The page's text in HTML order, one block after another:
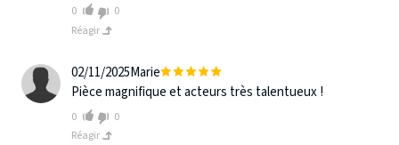
0
0
Réagir
02/11/2025Marie
Pièce magnifique et acteurs très talentueux !
0
0
Réagir